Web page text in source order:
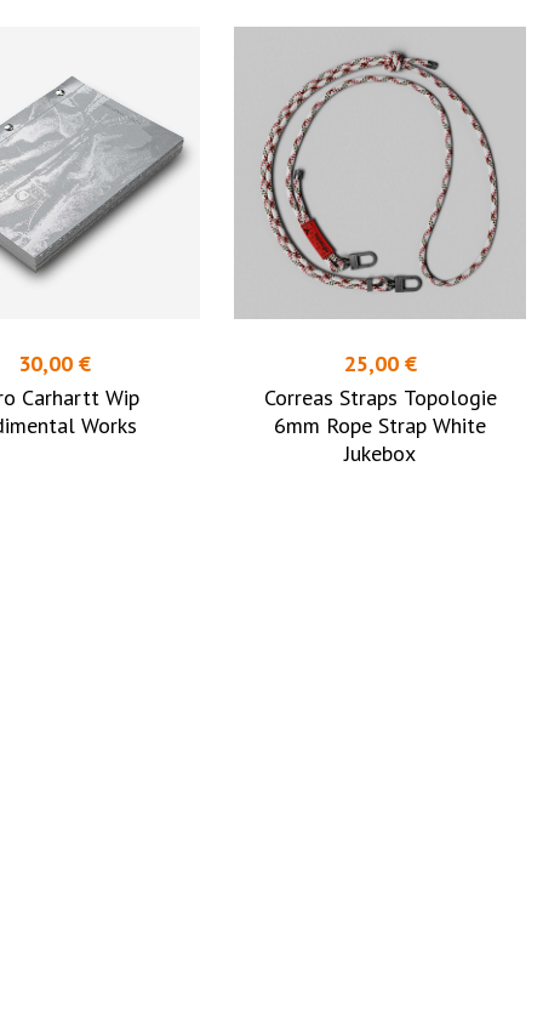
30,00 €
Carhartt Wip
Works
25,00 €
Correas Straps Topologie
6mm Rope Strap White
Jukebox